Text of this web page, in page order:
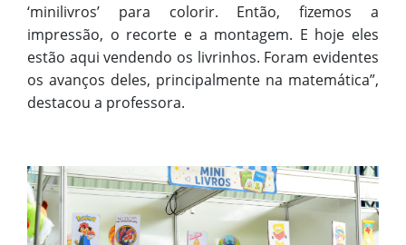
‘minilivros’ para colorir. Então, fizemos a
impressão, o recorte e a montagem. E hoje eles
estão aqui vendendo os livrinhos. Foram evidentes
os avanços deles, principalmente na matemática”,
destacou a professora.